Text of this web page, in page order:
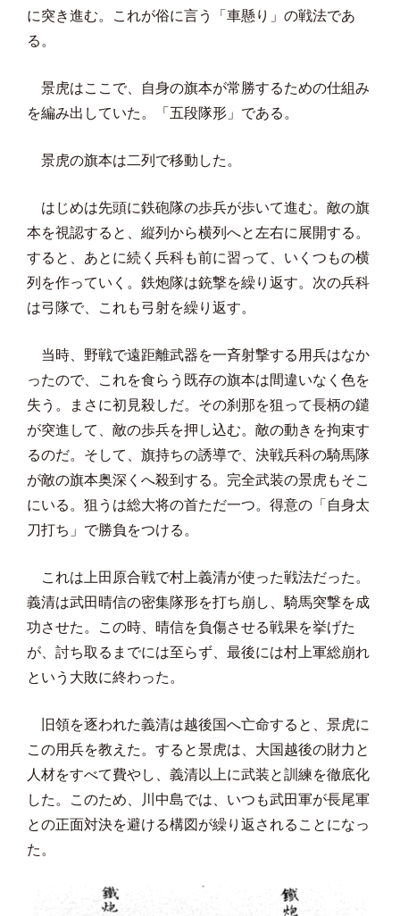
に突き進む。これが俗に言う「車懸り」の戦法であ
る。
景虎はここで、自身の旗本が常勝するための仕組み
を編み出していた。「五段隊形」である。
景虎の旗本は二列で移動した。
はじめは先頭に鉄砲隊の歩兵が歩いて進む。敵の旗
本を視認すると、縦列から横列へと左右に展開する。
すると、あとに続く兵科も前に習って、いくつもの横
列を作っていく。鉄炮隊は銃撃を繰り返す。次の兵科
は弓隊で、これも弓射を繰り返す。
当時、野戦で遠距離武器を一斉射撃する用兵はなか
ったので、これを食らう既存の旗本は間違いなく色を
失う。まさに初見殺しだ。その刹那を狙って長柄の鑓
が突進して、敵の歩兵を押し込む。敵の動きを拘束す
るのだ。そして、旗持ちの誘導で、決戦兵科の騎馬隊
が敵の旗本奥深くへ殺到する。完全武装の景虎もそこ
にいる。狙うは総大将の首ただ一つ。得意の「自身太
刀打ち」で勝負をつける。
これは上田原合戦で村上義清が使った戦法だった。
義清は武田晴信の密集隊形を打ち崩し、騎馬突撃を成
功させた。この時、晴信を負傷させる戦果を挙げた
が、討ち取るまでには至らず、最後には村上軍総崩れ
という大敗に終わった。
旧領を逐われた義清は越後国へ亡命すると、景虎に
この用兵を教えた。すると景虎は、大国越後の財力と
人材をすべて費やし、義清以上に武装と訓練を徹底化
した。このため、川中島では、いつも武田軍が長尾軍
との正面対決を避ける構図が繰り返されることになっ
た。